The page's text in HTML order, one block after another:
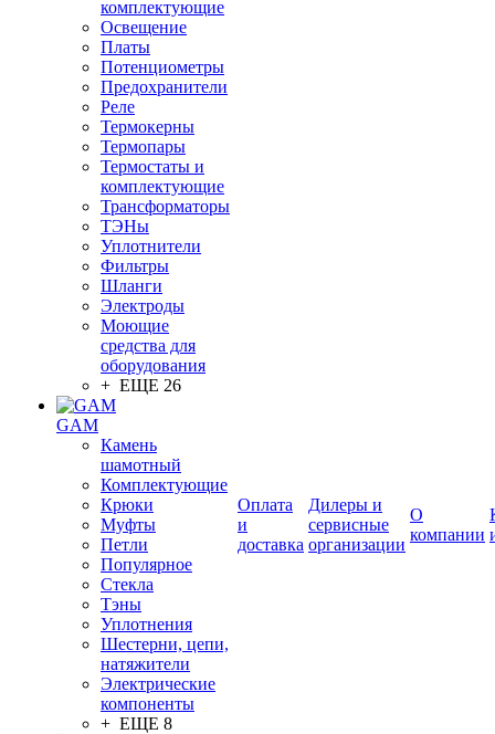
комплектующие
Освещение
Платы
Потенциометры
Предохранители
Реле
Термокерны
Термопары
Термостаты и
комплектующие
Трансформаторы
ТЭНы
Уплотнители
Фильтры
Шланги
Электроды
Моющие
средства для
оборудования
+ ЕЩЕ 26
GAM
Камень
шамотный
Комплектующие
Крюки
Муфты
Петли
Популярное
Стекла
Тэны
Уплотнения
Шестерни, цепи,
натяжители
Электрические
компоненты
+ ЕЩЕ 8
Оплата
и
доставка
Дилеры и
сервисные
организации
О
компании